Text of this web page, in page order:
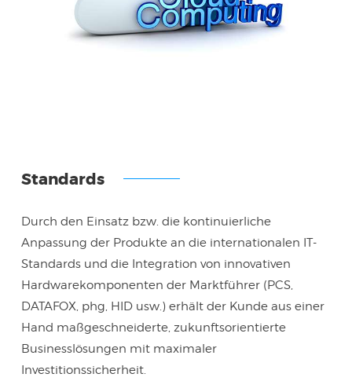
Standards
Durch den Einsatz bzw. die kontinuierliche
Anpassung der Produkte an die internationalen IT-
Standards und die Integration von innovativen
Hardwarekomponenten der Marktführer (PCS,
DATAFOX, phg, HID usw.) erhält der Kunde aus einer
Hand maßgeschneiderte, zukunftsorientierte
Businesslösungen mit maximaler
Investitionssicherheit.